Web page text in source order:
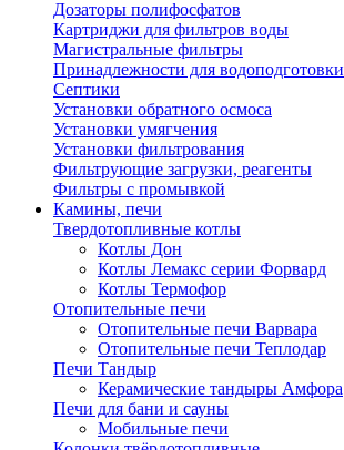
Дозаторы полифосфатов
Картриджи для фильтров воды
Магистральные фильтры
Принадлежности для водоподготовки
Септики
Установки обратного осмоса
Установки умягчения
Установки фильтрования
Фильтрующие загрузки, реагенты
Фильтры с промывкой
Камины, печи
Твердотопливные котлы
Котлы Дон
Котлы Лемакс серии Форвард
Котлы Термофор
Отопительные печи
Отопительные печи Варвара
Отопительные печи Теплодар
Печи Тандыр
Керамические тандыры Амфора
Печи для бани и сауны
Мобильные печи